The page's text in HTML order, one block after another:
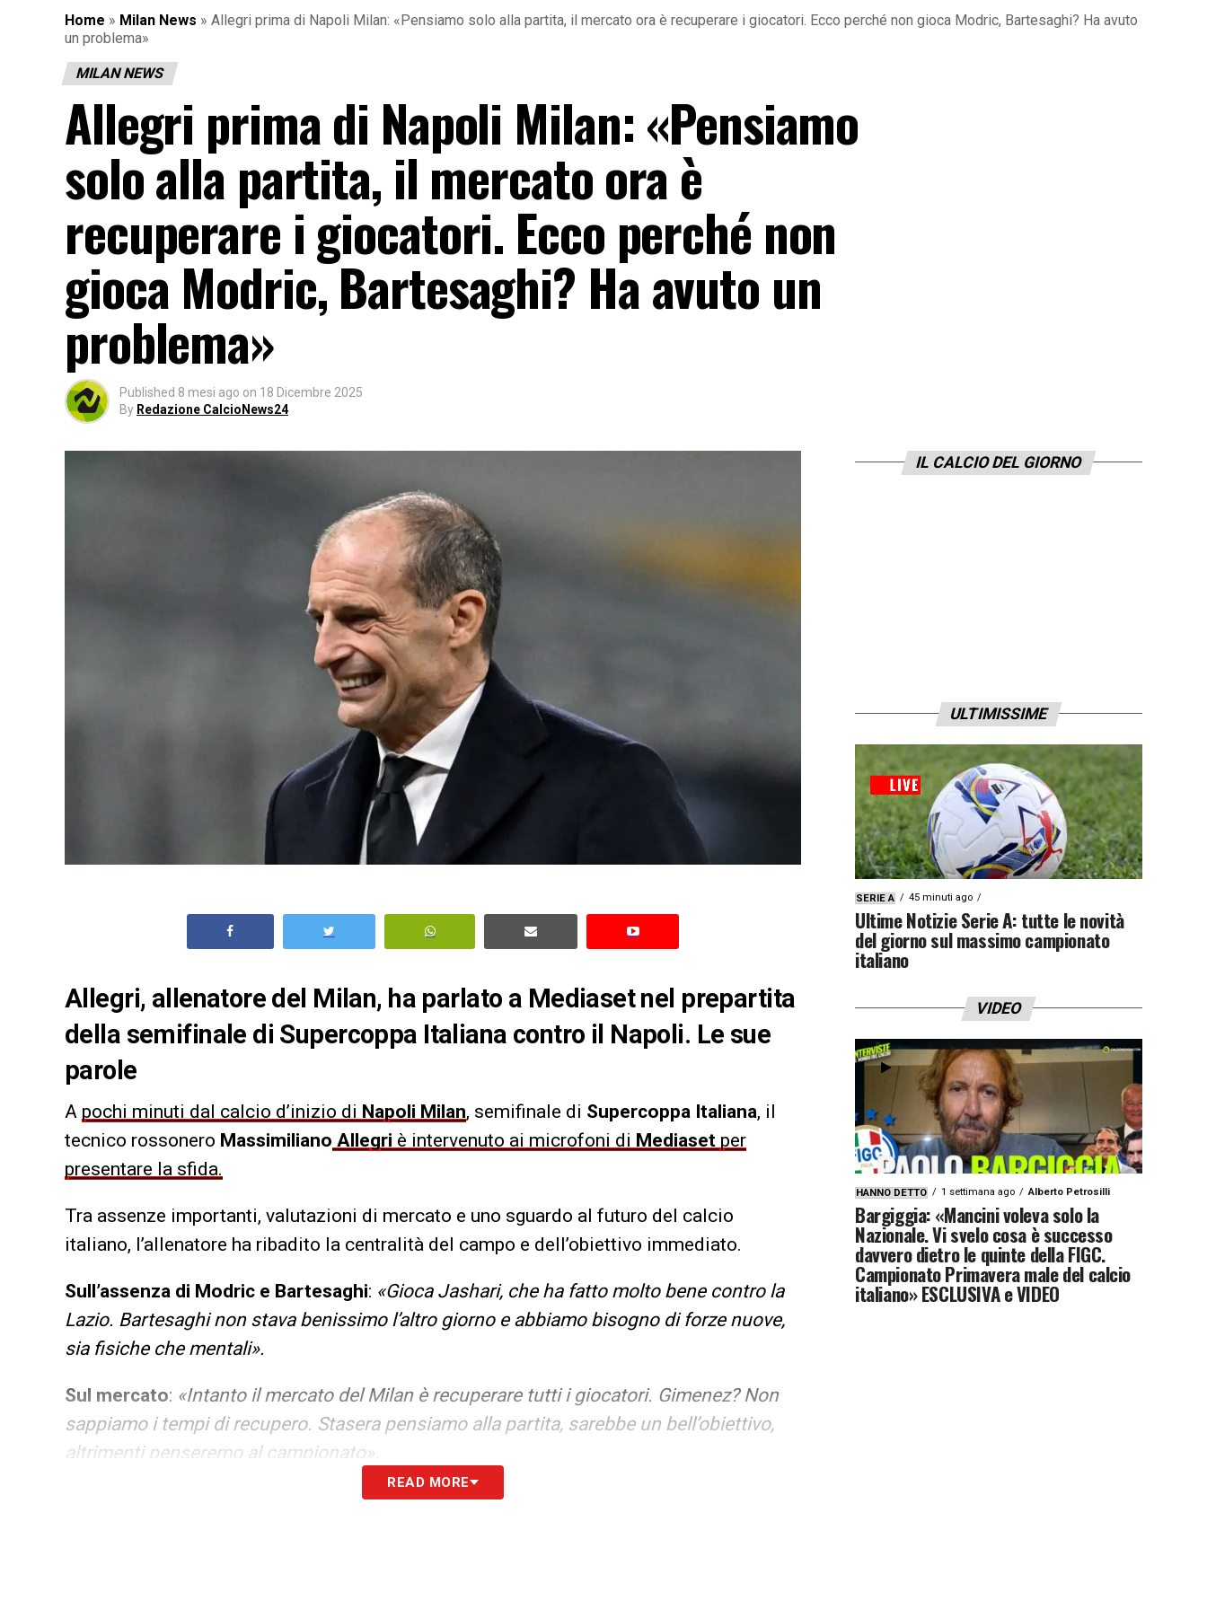
Home » Milan News » Allegri prima di Napoli Milan: «Pensiamo solo alla partita, il mercato ora è recuperare i giocatori. Ecco perché non gioca Modric, Bartesaghi? Ha avuto
un problema»
MILAN NEWS
Allegri prima di Napoli Milan: «Pensiamo
solo alla partita, il mercato ora è
recuperare i giocatori. Ecco perché non
gioca Modric, Bartesaghi? Ha avuto un
problema»
Published 8 mesi ago on 18 Dicembre 2025
By Redazione CalcioNews24
Allegri, allenatore del Milan, ha parlato a Mediaset nel prepartita
della semifinale di Supercoppa Italiana contro il Napoli. Le sue
parole
A pochi minuti dal calcio d’inizio di Napoli Milan, semifinale di Supercoppa Italiana, il
tecnico rossonero Massimiliano Allegri è intervenuto ai microfoni di Mediaset per
presentare la sfida.
Tra assenze importanti, valutazioni di mercato e uno sguardo al futuro del calcio
italiano, l’allenatore ha ribadito la centralità del campo e dell’obiettivo immediato.
Sull’assenza di Modric e Bartesaghi: «Gioca Jashari, che ha fatto molto bene contro la
Lazio. Bartesaghi non stava benissimo l’altro giorno e abbiamo bisogno di forze nuove,
sia fisiche che mentali».
Sul mercato: «Intanto il mercato del Milan è recuperare tutti i giocatori. Gimenez? Non
sappiamo i tempi di recupero. Stasera pensiamo alla partita, sarebbe un bell’obiettivo,
altrimenti penseremo al campionato».
«Ha una tecnica straordinaria, si sta inserendo. Abbiamo piena fiducia in
READ MORE
IL CALCIO DEL GIORNO
ULTIMISSIME
SERIE A 45 minuti ago
Ultime Notizie Serie A: tutte le novità
del giorno sul massimo campionato
italiano
VIDEO
HANNO DETTO 1 settimana ago Alberto Petrosilli
Bargiggia: «Mancini voleva solo la
Nazionale. Vi svelo cosa è successo
davvero dietro le quinte della FIGC.
Campionato Primavera male del calcio
italiano» ESCLUSIVA e VIDEO